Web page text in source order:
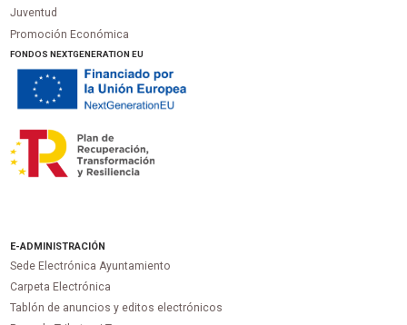
Juventud
Promoción Económica
FONDOS NEXTGENERATION EU
E-ADMINISTRACIÓN
Sede Electrónica Ayuntamiento
Carpeta Electrónica
Tablón de anuncios y editos electrónicos